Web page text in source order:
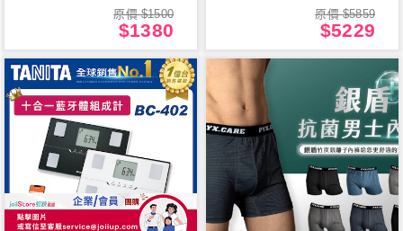
原價 $1500
$1380
原價 $5859
$5229